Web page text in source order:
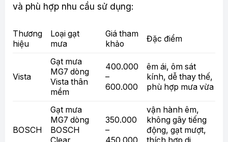
và phù hợp nhu cầu sử dụng:
Thương
hiệu
Loại gạt
mưa
Giá tham
khảo
Đặc điểm
Vista
Gạt mưa
MG7 dòng
Vista thân
mềm
400.000
–
600.000
êm ái, ôm sát
kính, dễ thay thế,
phù hợp mưa vừa
BOSCH
Gạt mưa
MG7 dòng
BOSCH
350.000
–
vận hành êm,
không gây tiếng
động, gạt mượt,